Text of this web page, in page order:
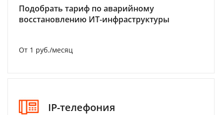
Подобрать тариф по аварийному
восстановлению ИТ-инфраструктуры
От 1 руб./месяц
IP-телефония